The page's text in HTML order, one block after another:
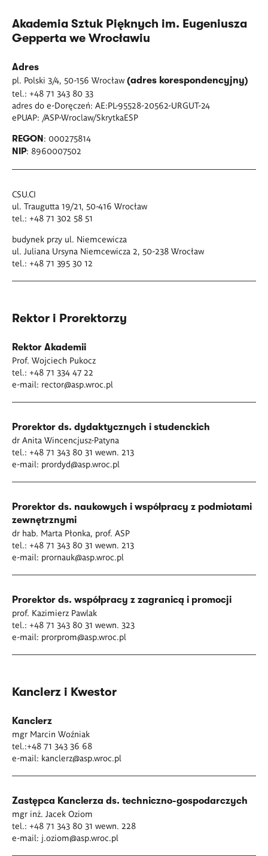
Akademia Sztuk Pięknych im. Eugeniusza
Gepperta we Wrocławiu
Adres
pl. Polski 3/4, 50-156 Wrocław (adres korespondencyjny)
tel.: +48 71 343 80 33
adres do e-Doręczeń: AE:PL-95528-20562-URGUT-24
ePUAP: /ASP-Wroclaw/SkrytkaESP
REGON: 000275814
NIP: 8960007502
CSU.CI
ul. Traugutta 19/21, 50-416 Wrocław
tel.: +48 71 302 58 51
budynek przy ul. Niemcewicza
ul. Juliana Ursyna Niemcewicza 2, 50-238 Wrocław
tel.: +48 71 395 30 12
Rektor i Prorektorzy
Rektor Akademii
Prof. Wojciech Pukocz
tel.: +48 71 334 47 22
e-mail: rector@asp.wroc.pl
Prorektor ds. dydaktycznych i studenckich
dr Anita Wincencjusz-Patyna
tel.: +48 71 343 80 31 wewn. 213
e-mail: prordyd@asp.wroc.pl
Prorektor ds. naukowych i współpracy z podmiotami
zewnętrznymi
dr hab. Marta Płonka, prof. ASP
tel.: +48 71 343 80 31 wewn. 213
e-mail: prornauk@asp.wroc.pl
Prorektor ds. współpracy z zagranicą i promocji
prof. Kazimierz Pawlak
tel.: +48 71 343 80 31 wewn. 323
e-mail: prorprom@asp.wroc.pl
Kanclerz i Kwestor
Kanclerz
mgr Marcin Woźniak
tel.:+48 71 343 36 68
e-mail: kanclerz@asp.wroc.pl
Zastępca Kanclerza ds. techniczno-gospodarczych
mgr inż. Jacek Oziom
tel.: +48 71 343 80 31 wewn. 228
e-mail: j.oziom@asp.wroc.pl